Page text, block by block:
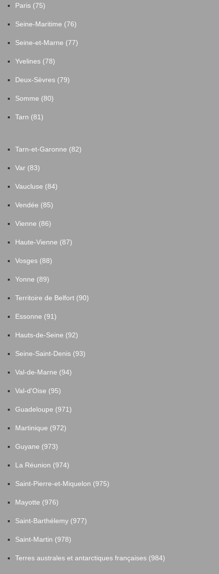
Paris (75)
Seine-Maritime (76)
Seine-et-Marne (77)
Yvelines (78)
Deux-Sèvres (79)
Somme (80)
Tarn (81)
Tarn-et-Garonne (82)
Var (83)
Vaucluse (84)
Vendée (85)
Vienne (86)
Haute-Vienne (87)
Vosges (88)
Yonne (89)
Territoire de Belfort (90)
Essonne (91)
Hauts-de-Seine (92)
Seine-Saint-Denis (93)
Val-de-Marne (94)
Val-d'Oise (95)
Guadeloupe (971)
Martinique (972)
Guyane (973)
La Réunion (974)
Saint-Pierre-et-Miquelon (975)
Mayotte (976)
Saint-Barthélemy (977)
Saint-Martin (978)
Terres australes et antarctiques françaises (984)